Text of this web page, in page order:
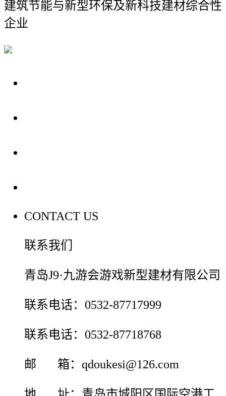
建筑节能与新型环保及新科技建材综合性
企业
CONTACT US
联系我们
青岛J9·九游会游戏新型建材有限公司
联系电话：0532-87717999
联系电话：0532-87718768
邮 箱：qdoukesi@126.com